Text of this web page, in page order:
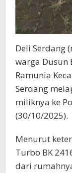
Deli Serdang
warga Dusun
Ramunia
Serdang
miliknya ke
(30/10/2025).
Menurut
Turbo BK
dari